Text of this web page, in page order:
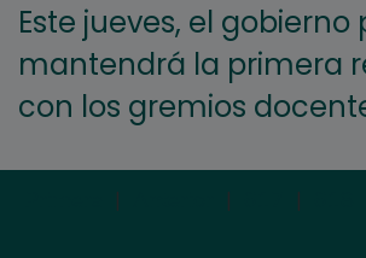
Este jueves, el gobierno
mantendrá la primera
con los gremios
| | |